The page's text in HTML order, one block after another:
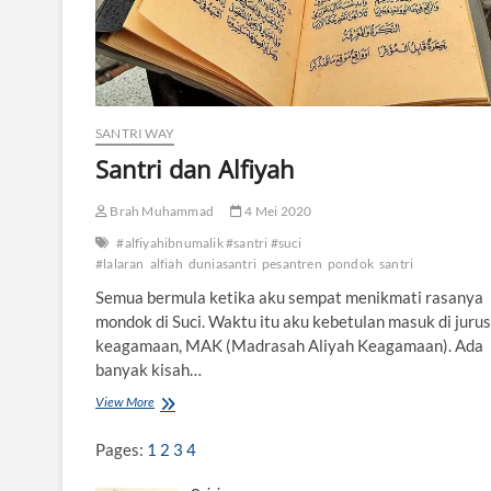
SANTRI WAY
Santri dan Alfiyah
Brah Muhammad
4 Mei 2020
#alfiyahibnumalik #santri #suci
#lalaran alfiah duniasantri pesantren pondok santri
Semua bermula ketika aku sempat menikmati rasanya
mondok di Suci. Waktu itu aku kebetulan masuk di
keagamaan, MAK (Madrasah Aliyah Keagamaan). Ada
banyak kisah…
View More
t
Pages: 1 2 3 4